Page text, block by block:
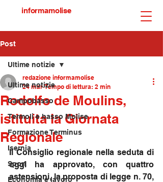
informamolise
Post
Ultime notizie
Campobasso
Termoli e basso Molise
Formazione Terminus
Isernia
Sport
Economia e lavoro
Ultime notizie
Rodolfo de Moulins,
istituita la Giornata
Regionale
redazione informamolise
24 mar Tempo di lettura: 2 min
Il Consiglio regionale nella seduta di
oggi ha approvato, con quattro
astensioni, la proposta di legge n. 70,